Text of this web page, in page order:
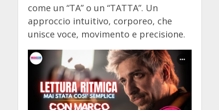
come un “TA” o un “TATTA”. Un
approccio intuitivo, corporeo, che
unisce voce, movimento e precisione.